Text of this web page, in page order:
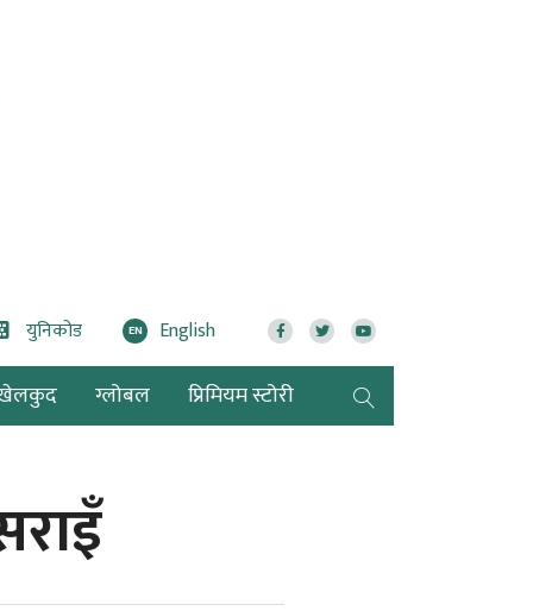
युनिकोड EN English
ग्लोबल प्रिमियम स्टोरी